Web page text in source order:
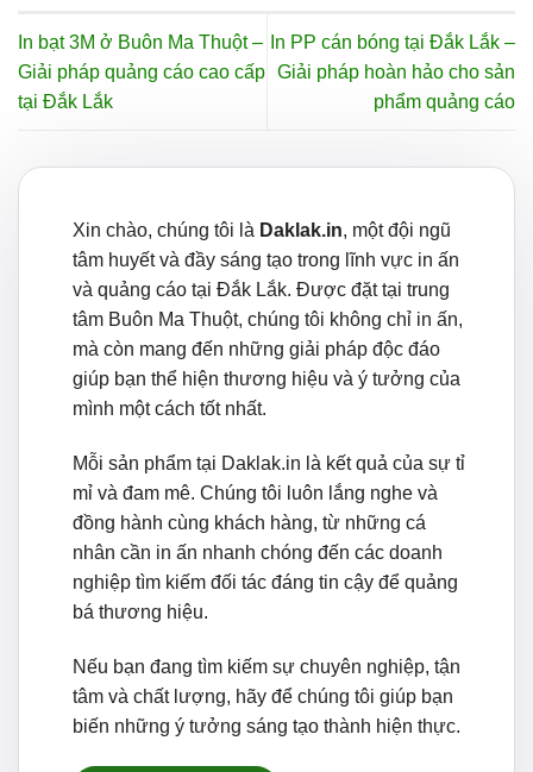
In bạt 3M ở Buôn Ma Thuột –
Giải pháp quảng cáo cao cấp
tại Đắk Lắk
In PP cán bóng tại Đắk Lắk –
Giải pháp hoàn hảo cho sản
phẩm quảng cáo
Xin chào, chúng tôi là Daklak.in, một đội ngũ
tâm huyết và đầy sáng tạo trong lĩnh vực in ấn
và quảng cáo tại Đắk Lắk. Được đặt tại trung
tâm Buôn Ma Thuột, chúng tôi không chỉ in ấn,
mà còn mang đến những giải pháp độc đáo
giúp bạn thể hiện thương hiệu và ý tưởng của
mình một cách tốt nhất.
Mỗi sản phẩm tại Daklak.in là kết quả của sự tỉ
mỉ và đam mê. Chúng tôi luôn lắng nghe và
đồng hành cùng khách hàng, từ những cá
nhân cần in ấn nhanh chóng đến các doanh
nghiệp tìm kiếm đối tác đáng tin cậy để quảng
bá thương hiệu.
Nếu bạn đang tìm kiếm sự chuyên nghiệp, tận
tâm và chất lượng, hãy để chúng tôi giúp bạn
biến những ý tưởng sáng tạo thành hiện thực.